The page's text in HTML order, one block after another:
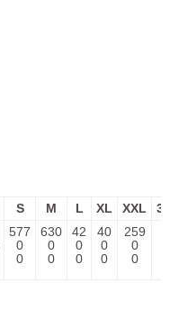
S M L XL XXL
577
0
0
630
0
0
42
0
0
40
0
0
259
0
0